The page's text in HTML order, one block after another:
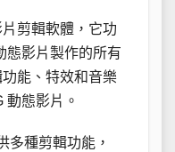
剪輯軟體，它功
態影片製作的所有
能、特效和音樂
動態影片。
多種剪輯功能，